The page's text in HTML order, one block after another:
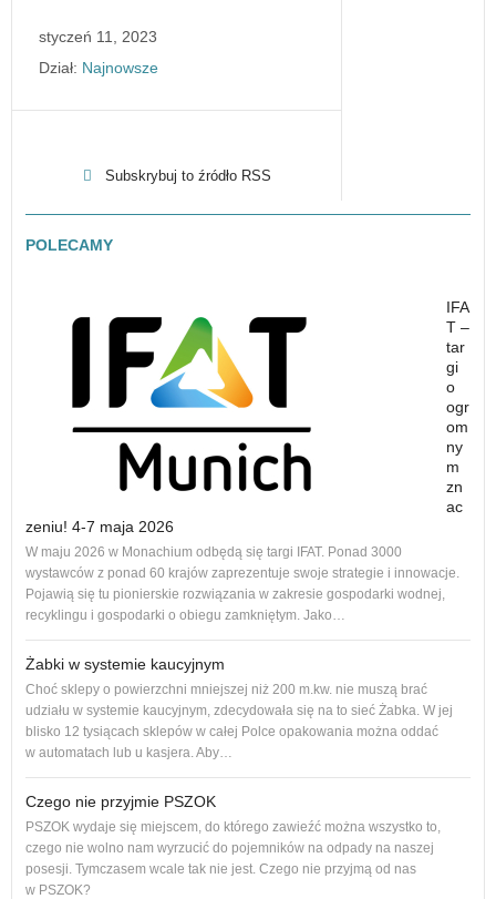
styczeń 11, 2023
Dział: Najnowsze
Subskrybuj to źródło RSS
POLECAMY
IFA
T –
tar
gi
o
ogr
om
ny
m
zn
ac
zeniu! 4-7 maja 2026
W maju 2026 w Monachium odbędą się targi IFAT. Ponad 3000
wystawców z ponad 60 krajów zaprezentuje swoje strategie i innowacje.
Pojawią się tu pionierskie rozwiązania w zakresie gospodarki wodnej,
recyklingu i gospodarki o obiegu zamkniętym. Jako…
Żabki w systemie kaucyjnym
Choć sklepy o powierzchni mniejszej niż 200 m.kw. nie muszą brać
udziału w systemie kaucyjnym, zdecydowała się na to sieć Żabka. W jej
blisko 12 tysiącach sklepów w całej Polce opakowania można oddać
w automatach lub u kasjera. Aby…
Czego nie przyjmie PSZOK
PSZOK wydaje się miejscem, do którego zawieźć można wszystko to,
czego nie wolno nam wyrzucić do pojemników na odpady na naszej
posesji. Tymczasem wcale tak nie jest. Czego nie przyjmą od nas
w PSZOK?